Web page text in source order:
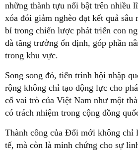
những thành tựu nổi bật trên nhiều
xóa đói giảm nghèo đạt kết quả sâu
bỉ trong chiến lược phát triển con
đà tăng trưởng ổn định, góp phần
trong khu vực.
Song song đó, tiến trình hội nhập
rộng không chỉ tạo động lực cho
cố vai trò của Việt Nam như một
có trách nhiệm trong cộng đồng
Thành công của Đổi mới không chỉ
tế, mà còn là minh chứng cho sự